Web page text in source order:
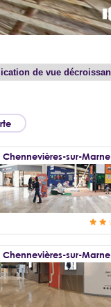
Chennevières-sur-Marne
Chennevières-sur-Marne